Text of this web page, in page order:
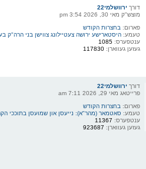
דורךירוושלמי22
מוצש"ק מאי 30, 2026 3:54 pm
פארום: בחצרות הקודש
טעמע:היסטארישע ירושה צעטיילונג צווישן בני הרה"ק
ענטפערס:1085
געזען געווארן:117830
דורךירוושלמי22
פרייטאג מאי 29, 2026 7:11 am
פארום:בחצרות הקודש
טעמע: סאטמאר (מהר"א): נייעסן און שמועסן בתוככי
ענטפערס: 11367
געזען געווארן: 923687